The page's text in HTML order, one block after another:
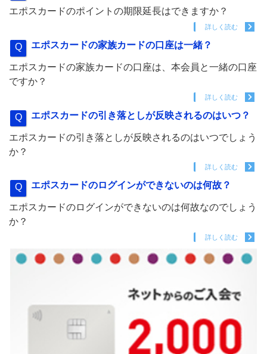
エポスカードのポイントの期限延長はできますか？
詳しく読む
エポスカードの家族カードの口座は一緒？
エポスカードの家族カードの口座は、本会員と一緒の口座
ですか？
詳しく読む
エポスカードの引き落としが反映されるのはいつ？
エポスカードの引き落としが反映されるのはいつでしょう
か？
詳しく読む
エポスカードのログインができないのは何故？
エポスカードのログインができないのは何故なのでしょう
か？
詳しく読む